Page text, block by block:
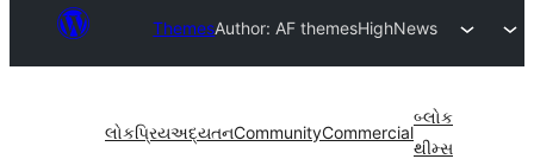
ThemesAuthor: AF themesHighNews
લોકપ્રિયઅદ્યતનCommunityCommercial
બ્લોક
થીમ્સ